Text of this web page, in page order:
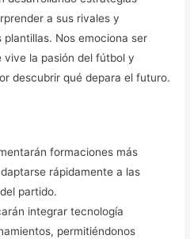
a sus rivales y
Nos emociona ser
vive la pasión del fútbol y
descubrir qué depara el futuro.
formaciones más
rápidamente a las
partido.
integrar tecnología
permitiéndonos